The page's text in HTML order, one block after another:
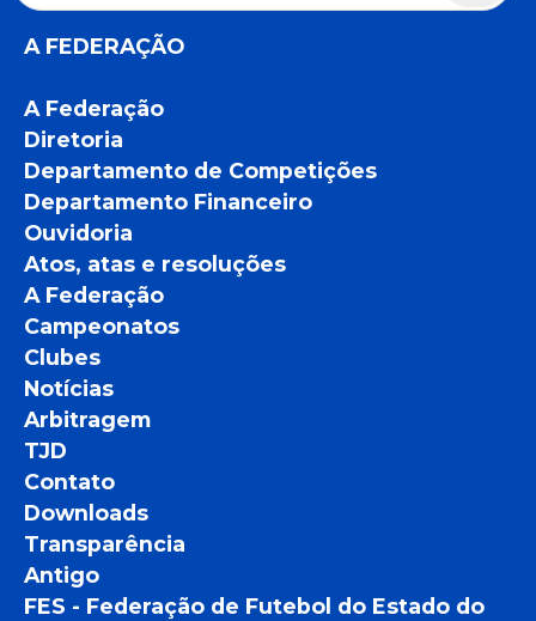
A FEDERAÇÃO
A Federação
Diretoria
Departamento de Competições
Departamento Financeiro
Ouvidoria
Atos, atas e resoluções
A Federação
Campeonatos
Clubes
Notícias
Arbitragem
TJD
Contato
Downloads
Transparência
Antigo
FES - Federação de Futebol do Estado do